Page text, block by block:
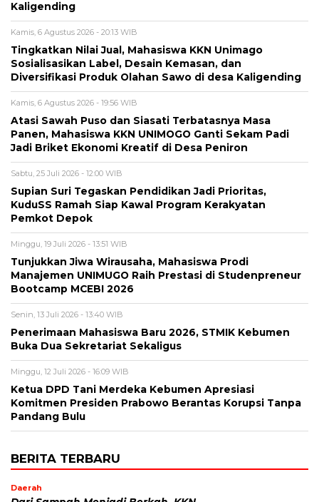
Kaligending
Kamis, 6 Agustus 2026 - 20:13 WIB
Tingkatkan Nilai Jual, Mahasiswa KKN Unimago
Sosialisasikan Label, Desain Kemasan, dan
Diversifikasi Produk Olahan Sawo di desa Kaligending
Kamis, 6 Agustus 2026 - 19:56 WIB
Atasi Sawah Puso dan Siasati Terbatasnya Masa
Panen, Mahasiswa KKN UNIMOGO Ganti Sekam Padi
Jadi Briket Ekonomi Kreatif di Desa Peniron
Sabtu, 25 Juli 2026 - 12:00 WIB
Supian Suri Tegaskan Pendidikan Jadi Prioritas,
KuduSS Ramah Siap Kawal Program Kerakyatan
Pemkot Depok
Minggu, 19 Juli 2026 - 13:51 WIB
Tunjukkan Jiwa Wirausaha, Mahasiswa Prodi
Manajemen UNIMUGO Raih Prestasi di Studenpreneur
Bootcamp MCEBI 2026
Senin, 13 Juli 2026 - 13:40 WIB
Penerimaan Mahasiswa Baru 2026, STMIK Kebumen
Buka Dua Sekretariat Sekaligus
Minggu, 12 Juli 2026 - 16:09 WIB
Ketua DPD Tani Merdeka Kebumen Apresiasi
Komitmen Presiden Prabowo Berantas Korupsi Tanpa
Pandang Bulu
BERITA TERBARU
Daerah